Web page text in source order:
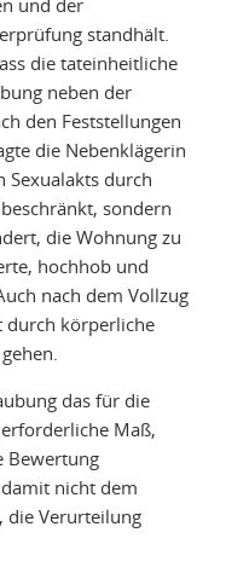
und der
standhält.
die tateinheitliche
neben der
den Feststellungen
die Nebenklägerin
Sexualakts durch
sondern
die Wohnung zu
hochhob und
nach dem Vollzug
durch körperliche
das für die
Maß,
Bewertung
nicht dem
die Verurteilung